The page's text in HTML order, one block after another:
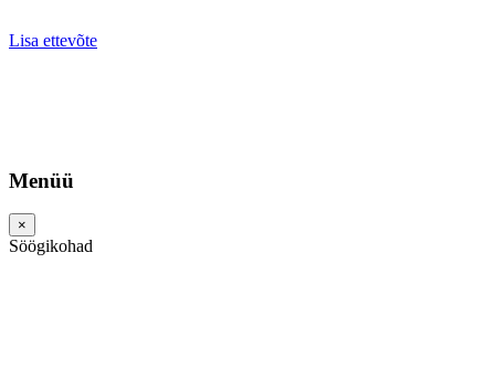
Lisa ettevõte
Menüü
×
Söögikohad